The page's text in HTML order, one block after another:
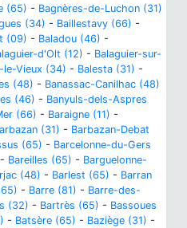
(65) - Bagnères-de-Luchon (31)
(34) - Baillestavy (66) -
(09) - Baladou (46) -
d'Olt (12) - Balaguier-sur-
le-Vieux (34) - Balesta (31) -
(48) - Banassac-Canilhac (48)
(46) - Banyuls-dels-Aspres
(66) - Baraigne (11) -
(31) - Barbazan-Debat
(65) - Barcelonne-du-Gers
- Bareilles (65) - Barguelonne-
(48) - Barlest (65) - Barran
- Barre (81) - Barre-des-
(32) - Bartrès (65) - Bassoues
- Batsère (65) - Baziège (31) -